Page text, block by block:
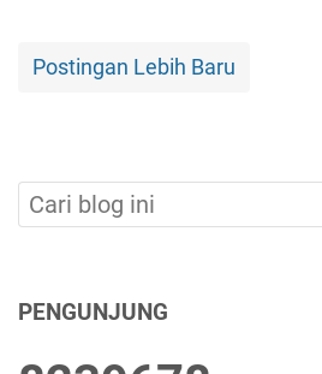
Postingan Lebih Baru
PENGUNJUNG